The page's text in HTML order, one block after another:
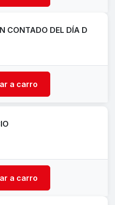
CONTADO DEL DÍA D
a carro
a carro